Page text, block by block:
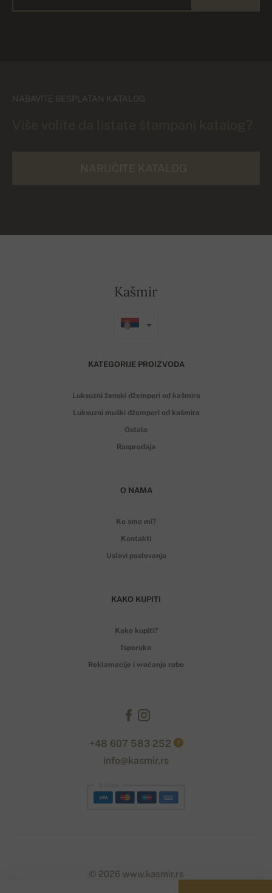
NABAVITE BESPLATAN KATALOG
Kašmir
KATEGORIJE PROIZVODA
Luksuzni ženski džemperi od kašmira
Luksuzni muški džemperi od kašmira
Ostalo
Rasprodaja
O NAMA
Ko smo mi?
Kontakti
Uslovi poslovanja
KAKO KUPITI
Kako kupiti?
Isporuka
Reklamacije i vraćanje robe
+48 607 583 252 ?
info@kasmir.rs
© 2026 www.kasmir.rs